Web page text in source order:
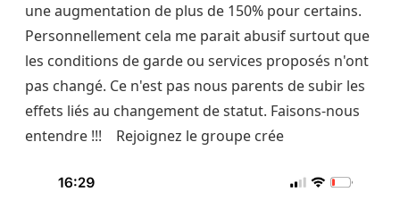
une augmentation de plus de 150% pour certains.
Personnellement cela me parait abusif surtout que
les conditions de garde ou services proposés n'ont
pas changé. Ce n'est pas nous parents de subir les
effets liés au changement de statut. Faisons-nous
entendre !!! Rejoignez le groupe crée